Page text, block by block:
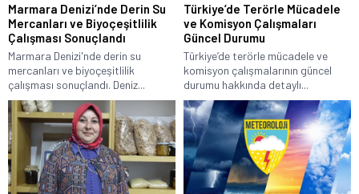
Marmara Denizi’nde Derin Su
Mercanları ve Biyoçeşitlilik
Çalışması Sonuçlandı
Marmara Denizi'nde derin su
mercanları ve biyoçeşitlilik
çalışması sonuçlandı. Deniz...
Türkiye’de Terörle Mücadele
ve Komisyon Çalışmaları
Güncel Durumu
Türkiye’de terörle mücadele ve
komisyon çalışmalarının güncel
durumu hakkında detaylı...